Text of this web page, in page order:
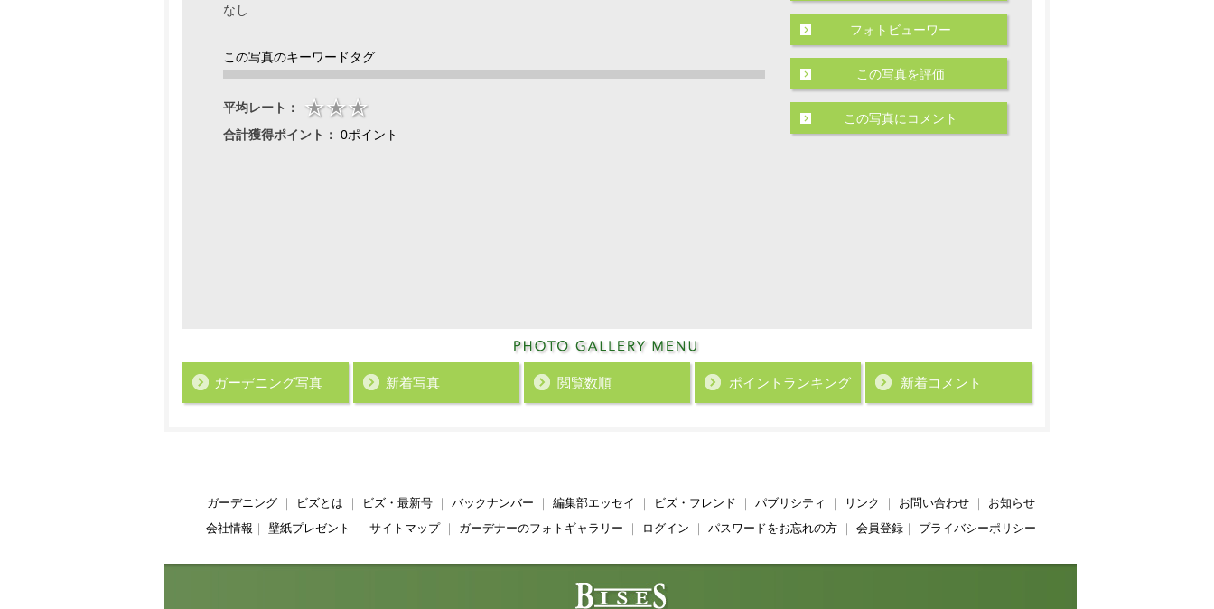
なし
この写真のキーワードタグ
平均レート：
合計獲得ポイント： 0ポイント
フォトビューワー
この写真を評価
この写真にコメント
ガーデニング写真 新着写真 閲覧数順 ポイント ランキング 新着コメント
ガーデニング｜ ビズとは ビズ・最新号｜ バックナンバー 編集部エッセイ ビズ・フレンド パブリシティ リンク お問い合わせ｜ お知らせ
会社情報
壁紙プレゼント サイトマップ｜ ガーデナーのフォトギャラリー ログイン パスワードをお忘れの方｜ 会員登録｜ プライバシーポリシー